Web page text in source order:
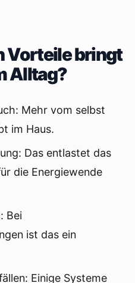
Vorteile bringt
Alltag?
Mehr vom selbst
im Haus.
Das entlastet das
die Energiewende
Bei
ist das ein
Einige Systeme